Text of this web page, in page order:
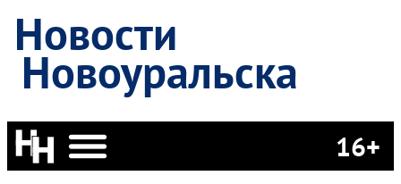
Новости
Новоуральска
16+